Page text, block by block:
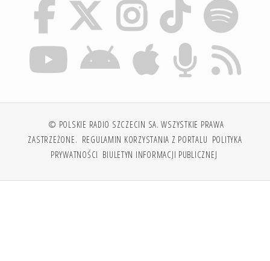
© POLSKIE RADIO SZCZECIN SA. WSZYSTKIE PRAWA
ZASTRZEŻONE. REGULAMIN KORZYSTANIA Z PORTALU POLITYKA
PRYWATNOŚCI BIULETYN INFORMACJI PUBLICZNEJ